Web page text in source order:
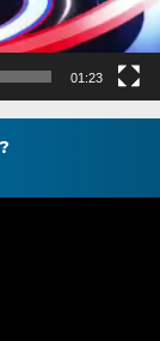
01:23